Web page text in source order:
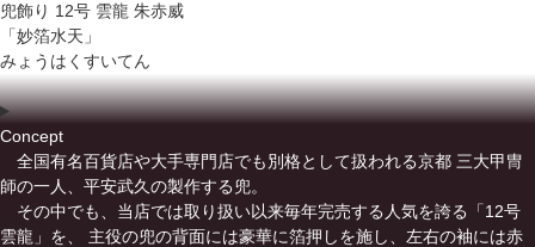
兜飾り 12号 雲龍 朱赤威
「妙箔水天」
みょうはくすいてん
Concept
全国有名百貨店や大手専門店でも別格として扱われる京都 三大甲冑
師の一人、平安武久の製作する兜。
その中でも、当店では取り扱い以来毎年完売する人気を誇る「12号
雲龍」を、 主役の兜の背面には豪華に箔押しを施し、左右の袖には赤